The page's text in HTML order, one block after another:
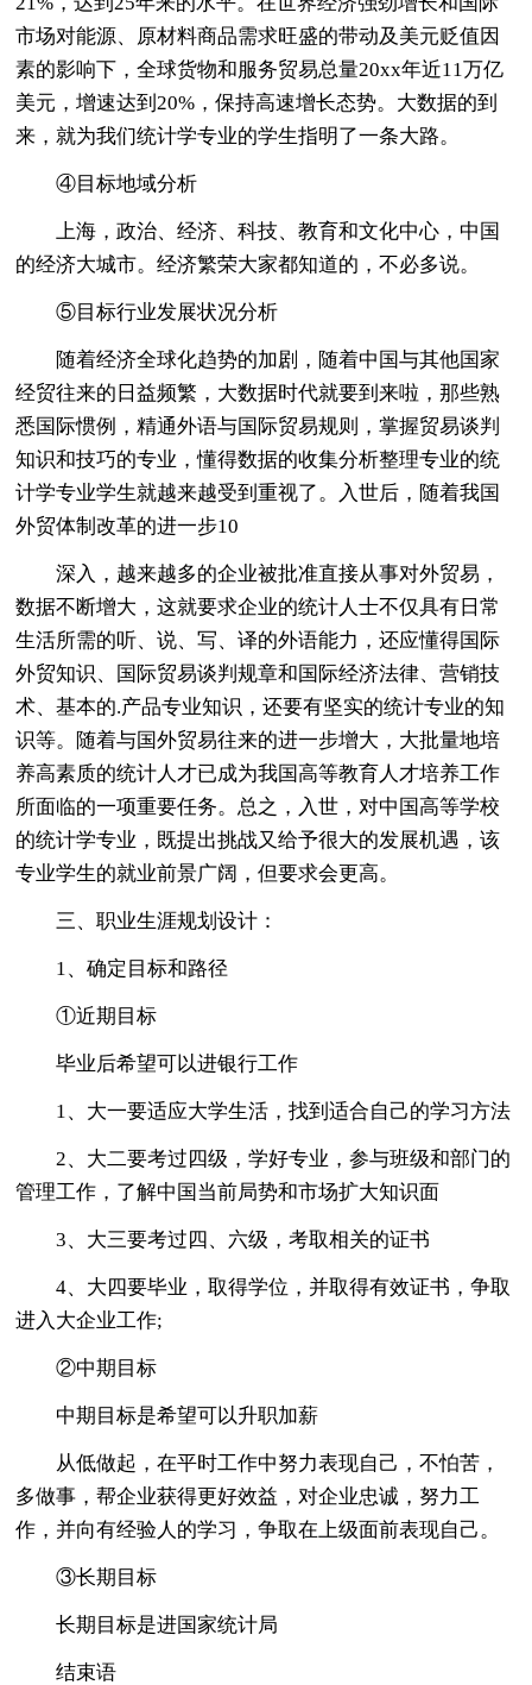
市场对能源、原材料商品需求旺盛的带动及美元贬值因
素的影响下，全球货物和服务贸易总量20xx年近11万亿
美元，增速达到20%，保持高速增长态势。大数据的到
来，就为我们统计学专业的学生指明了一条大路。
④目标地域分析
上海，政治、经济、科技、教育和文化中心，中国
的经济大城市。经济繁荣大家都知道的，不必多说。
⑤目标行业发展状况分析
随着经济全球化趋势的加剧，随着中国与其他国家
经贸往来的日益频繁，大数据时代就要到来啦，那些熟
悉国际惯例，精通外语与国际贸易规则，掌握贸易谈判
知识和技巧的专业，懂得数据的收集分析整理专业的统
计学专业学生就越来越受到重视了。入世后，随着我国
外贸体制改革的进一步10
深入，越来越多的企业被批准直接从事对外贸易，
数据不断增大，这就要求企业的统计人士不仅具有日常
生活所需的听、说、写、译的外语能力，还应懂得国际
外贸知识、国际贸易谈判规章和国际经济法律、营销技
术、基本的.产品专业知识，还要有坚实的统计专业的知
识等。随着与国外贸易往来的进一步增大，大批量地培
养高素质的统计人才已成为我国高等教育人才培养工作
所面临的一项重要任务。总之，入世，对中国高等学校
的统计学专业，既提出挑战又给予很大的发展机遇，该
专业学生的就业前景广阔，但要求会更高。
三、职业生涯规划设计：
1、确定目标和路径
①近期目标
毕业后希望可以进银行工作
1、大一要适应大学生活，找到适合自己的学习方法
2、大二要考过四级，学好专业，参与班级和部门的
管理工作，了解中国当前局势和市场扩大知识面
3、大三要考过四、六级，考取相关的证书
4、大四要毕业，取得学位，并取得有效证书，争取
进入大企业工作;
②中期目标
中期目标是希望可以升职加薪
从低做起，在平时工作中努力表现自己，不怕苦，
多做事，帮企业获得更好效益，对企业忠诚，努力工
作，并向有经验人的学习，争取在上级面前表现自己。
③长期目标
长期目标是进国家统计局
结束语